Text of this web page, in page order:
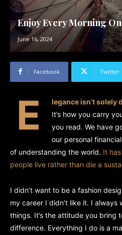
Enjoy Every Morning
June 16, 2024
Facebook Twitter
E
legance isn’t solely
It’s how you carry
you read. We have
our personal
of understanding the world. It
people live rather than die a
I didn’t want to be a fashion
my career I didn’t like it. I always
things. It’s the attitude you bring
difference. Everything I do is a